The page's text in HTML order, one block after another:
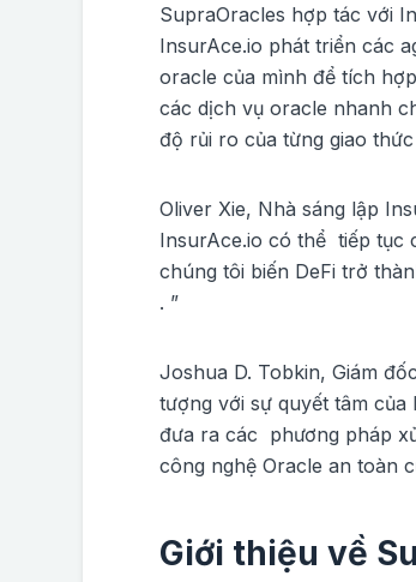
SupraOracles hợp tác với
InsurAce.io phát triển các
oracle của mình để tích
các dịch vụ oracle nhanh
độ rủi ro của từng giao
Oliver Xie, Nhà sáng lập
InsurAce.io có thể tiếp tục
chúng tôi biến DeFi trở
. ”
Joshua D. Tobkin, Giám
tượng với sự quyết tâm
đưa ra các phương pháp
công nghệ Oracle an toàn
Giới thiệu về